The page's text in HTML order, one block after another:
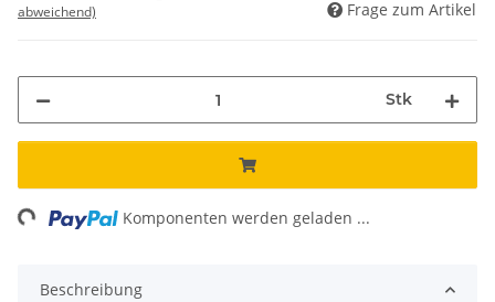
abweichend)
Frage zum Artikel
Stk
Komponenten werden geladen ...
Beschreibung